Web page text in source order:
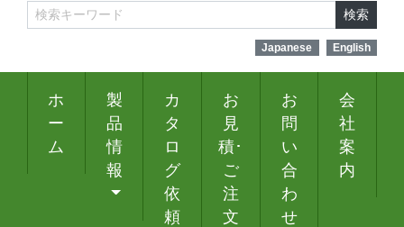
検索
Japanese English
ホ
ー
ム
製
品
情
報
カ
タ
ロ
グ
依
頼
お
見
積･
ご
注
文
お
問
い
合
わ
せ
会
社
案
内